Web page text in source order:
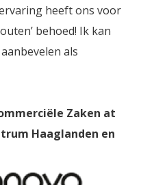
heeft ons voor
behoed! Ik kan
als
Zaken at
Haaglanden en